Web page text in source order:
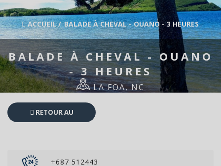
ACCUEIL/ BALADE À CHEVAL - OUANO - 3 HEURES
BALADE À CHEVAL - OUANO
- 3 HEURES
LA FOA, NC
RETOUR AU
+687 512443